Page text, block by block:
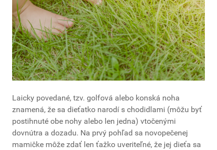
Laicky povedané, tzv. golfová alebo konská noha
znamená, že sa dieťatko narodí s chodidlami (môžu byť
postihnuté obe nohy alebo len jedna) vtočenými
dovnútra a dozadu. Na prvý pohľad sa novopečenej
mamičke môže zdať len ťažko uveriteľné, že jej dieťa sa